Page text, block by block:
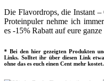
Die Flavordrops, die Instant
Proteinpuler nehme ich
es -15% Rabatt auf eure
* Bei den hier gezeigten Produkten
Links. Solltet ihr über diesen Link
ohne das es euch einen Cent mehr kostet.